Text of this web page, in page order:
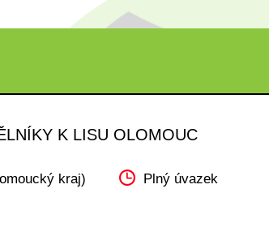
K LISU OLOMOUC
kraj) Plný úvazek